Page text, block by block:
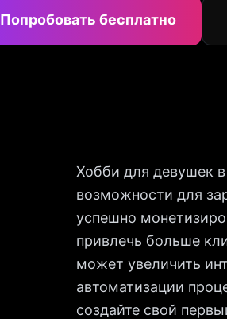
Попробовать бесплатно
Хобби для девушек
возможности для
успешно
привлечь больше
может увеличить
автоматизации
создайте свой